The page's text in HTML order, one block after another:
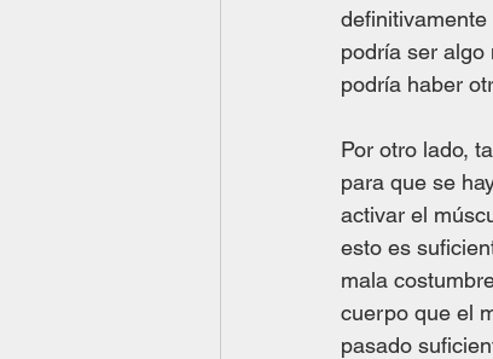
podría ser algo
podría haber
Por otro lado,
para que se
activar el
esto es
mala
cuerpo que el
pasado